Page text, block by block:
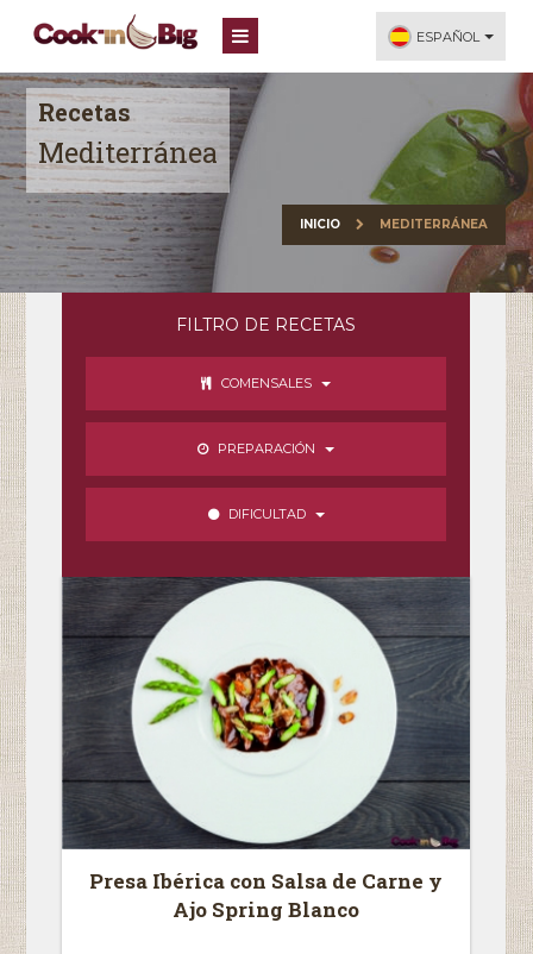
ESPAÑOL
Recetas
Mediterránea
INICIO MEDITERRÁNEA
FILTRO DE RECETAS
COMENSALES
PREPARACIÓN
DIFICULTAD
Presa Ibérica con Salsa de Carne y
Ajo Spring Blanco